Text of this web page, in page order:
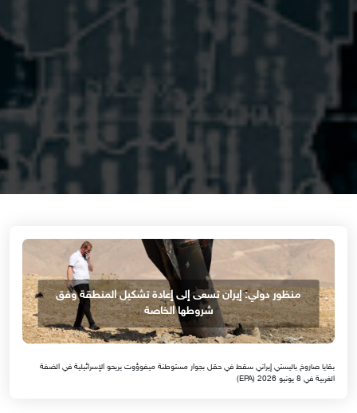
منظور دولي: إيران تسعى إلى إعادة تشكيل المنطقة وفق
شروطها الخاصة
بقايا صاروخ باليستي إيراني سقط في حقل بجوار مستوطنة ميفوؤوت يريحو الإسرائيلية في الضفة
الغربية في 8 يونيو 2026 (EPA)